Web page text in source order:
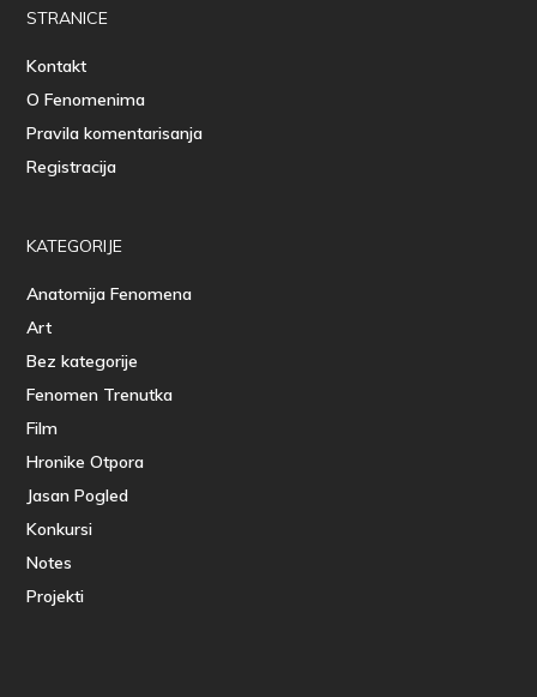
STRANICE
Kontakt
O Fenomenima
Pravila komentarisanja
Registracija
KATEGORIJE
Anatomija Fenomena
Art
Bez kategorije
Fenomen Trenutka
Film
Hronike Otpora
Jasan Pogled
Konkursi
Notes
Projekti